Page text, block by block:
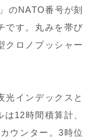
のNATO番号が刻
です。丸みを帯び
クロノプッシャー
光インデックスと
12時間積算計、
ウンター。3時位